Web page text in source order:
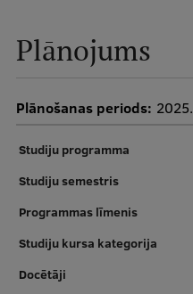
RSU zinātnes portāls
Pētniecības platformas
Doktorantūras skola
Pētniecības
Pētniecības projekti
Zinātnieku brokastis
Vertikāli integrētie
Plānojums
Plānošanas periods:
Studiju programma
Studiju semestris
Programmas līmenis
Studiju kursa kategorija
Docētāji